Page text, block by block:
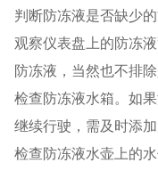
判断防冻液是否缺少的
观察仪表盘上的防冻
防冻液，当然也不排
检查防冻液水箱。如
继续行驶，需及时添加
检查防冻液水壶上的